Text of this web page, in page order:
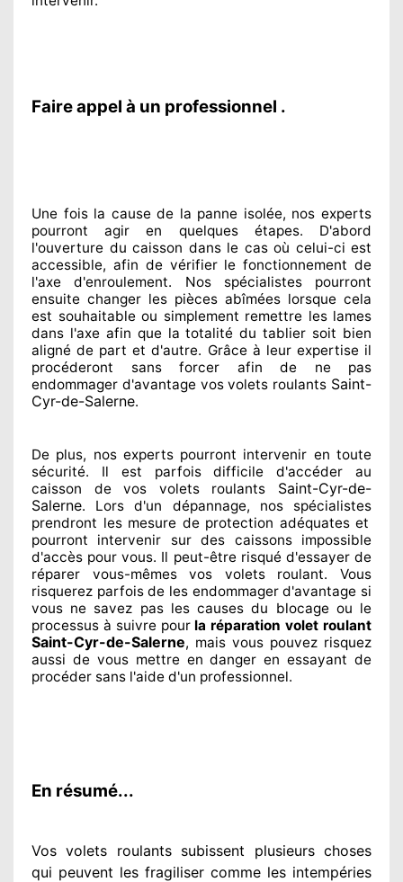
Faire appel à un professionnel .
Une fois la causede la panne isolée, nos experts
pourront agiren quelques étapes. D'abord
l'ouverture du caisson dans le cas où celui-ci est
accessible, afin de vérifier le fonctionnement de
l'axe d'enroulement. Nos spécialistespourront
ensuite changer les pièces abîmées lorsque cela
est souhaitableou simplement remettre les lames
dans l'axe afin que la totalité du tablier soit bien
aligné de part et d'autre. Grâce à leur expertiseil
procéderont sans forcer afin de ne pas
endommager d'avantage vos volets roulants Saint-
Cyr-de-Salerne.
De plus, nos expertspourront intervenir en toute
sécurité. Il est parfois difficile d'accéder au
caisson de vos volets roulants Saint-Cyr-de-
Salerne. Lors d'un dépannage, nos spécialistes
prendront les mesure de protection adéquateset
pourront intervenir sur des caissons impossible
d'accès pour vous. Il peut-être risquéd'essayer de
réparer vous-mêmes vos volets roulant. Vous
risquerez parfois de les endommagerd'avantage si
vous ne savez pas les causes du blocage ou le
processus à suivre pour la réparation volet roulant
Saint-Cyr-de-Salerne, mais vous pouvez risquez
aussi de vous mettre en danger en essayant de
procéder sans l'aide d'un professionnel.
En résumé...
Vos volets roulants subissent plusieurschoses
qui peuvent les fragiliser comme les intempéries